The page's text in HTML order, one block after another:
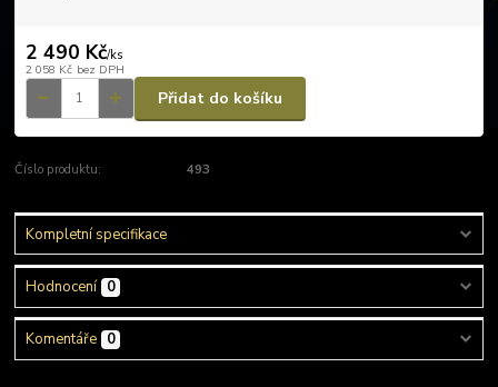
2 490 Kč/ks
2 058 Kč bez DPH
Přidat do košíku
Číslo produktu: 493
Kompletní specifikace
Hodnocení 0
Komentáře 0